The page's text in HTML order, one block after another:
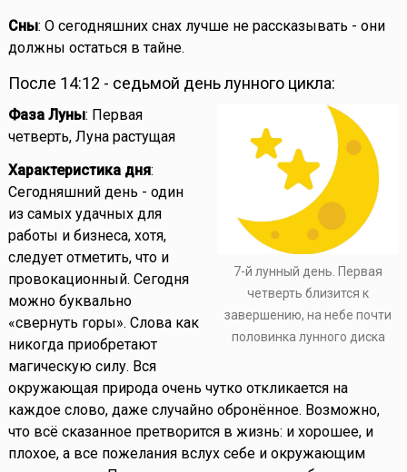
Сны: О сегодняшних снах лучше не рассказывать - они
должны остаться в тайне.
После 14:12 - седьмой день лунного цикла:
7-й лунный день. Первая
четверть близится к
завершению, на небе почти
половинка лунного диска
Фаза Луны: Первая
четверть, Луна растущая
Характеристика дня:
Сегодняшний день - один
из самых удачных для
работы и бизнеса, хотя,
следует отметить, что и
провокационный. Сегодня
можно буквально
«свернуть горы». Слова как
никогда приобретают
магическую силу. Вся
окружающая природа очень чутко откликается на
каждое слово, даже случайно обронённое. Возможно,
что всё сказанное претворится в жизнь: и хорошее, и
плохое, а все пожелания вслух себе и окружающим